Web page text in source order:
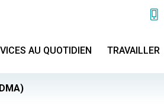
AU QUOTIDIEN TRAVAILLER